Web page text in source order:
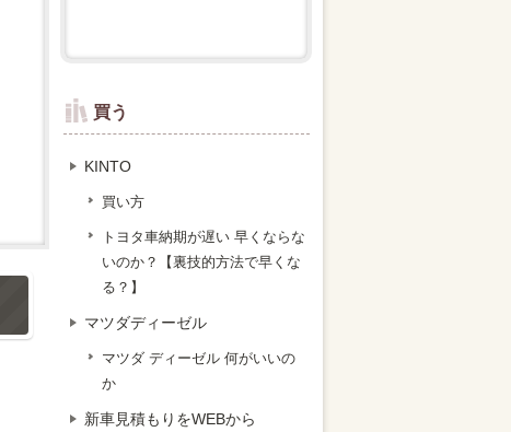
買う
KINTO
買い方
トヨタ車納期が遅い 早くならな
いのか？【裏技的方法で早くな
る？】
マツダディーゼル
マツダ ディーゼル 何がいいの
か
新車見積もりをWEBから